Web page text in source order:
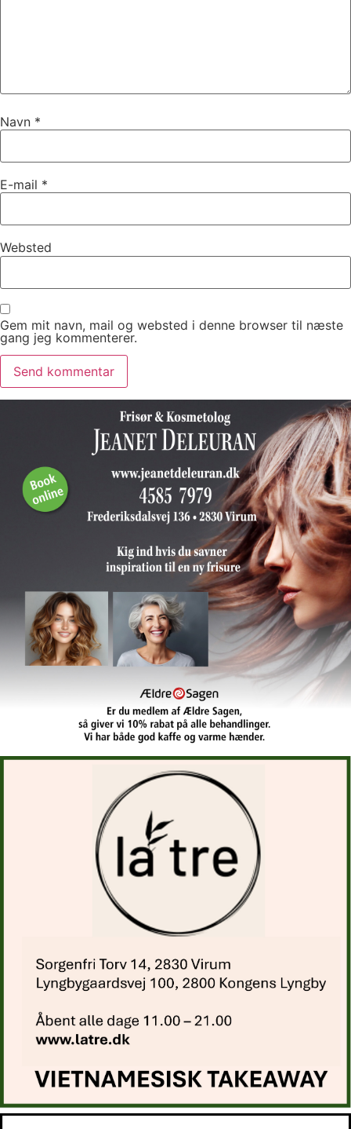
Navn *
E-mail *
Websted
Gem mit navn, mail og websted i denne browser til næste
gang jeg kommenterer.